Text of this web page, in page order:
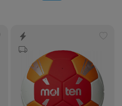
ønskeliste